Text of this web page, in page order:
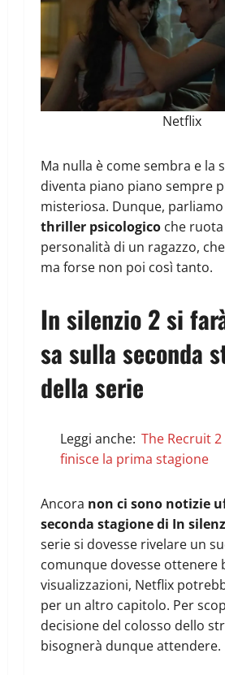
Netflix
Ma nulla è come sembra e la
diventa piano piano sempre
misteriosa. Dunque,
thriller psicologico che
personalità di un ragazzo,
ma forse non poi così tanto.
In silenzio 2 si
sa sulla seconda
della serie
Leggi anche: The Recruit
finisce la prima stagione
Ancora non ci sono notizie
seconda stagione di In
serie si dovesse rivelare un
comunque dovesse ottenere
visualizzazioni, Netflix
per un altro capitolo. Per
decisione del colosso dello
bisognerà dunque attendere.